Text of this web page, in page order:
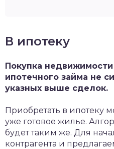
В ипотеку
Покупка
ипотечного займа не
указных выше сделок.
Приобретать в ипотеку
уже готовое жилье.
будет таким же. Для
контрагента и